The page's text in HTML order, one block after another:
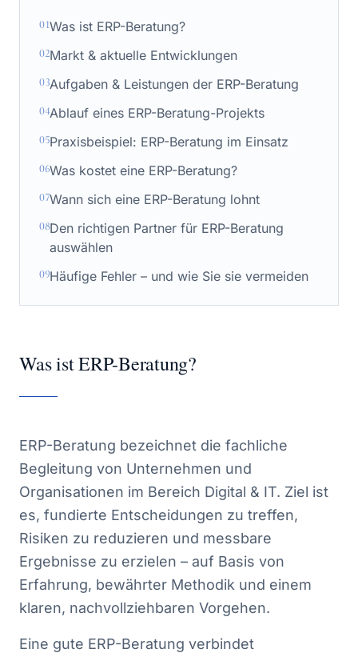
01Was ist ERP-Beratung?
02Markt & aktuelle Entwicklungen
03Aufgaben & Leistungen der ERP-Beratung
04Ablauf eines ERP-Beratung-Projekts
05Praxisbeispiel: ERP-Beratung im Einsatz
06Was kostet eine ERP-Beratung?
07Wann sich eine ERP-Beratung lohnt
08Den richtigen Partner für ERP-Beratung
auswählen
09Häufige Fehler – und wie Sie sie vermeiden
Was ist ERP-Beratung?
ERP-Beratung bezeichnet die fachliche
Begleitung von Unternehmen und
Organisationen im Bereich Digital & IT. Ziel ist
es, fundierte Entscheidungen zu treffen,
Risiken zu reduzieren und messbare
Ergebnisse zu erzielen – auf Basis von
Erfahrung, bewährter Methodik und einem
klaren, nachvollziehbaren Vorgehen.
Eine gute ERP-Beratung verbindet